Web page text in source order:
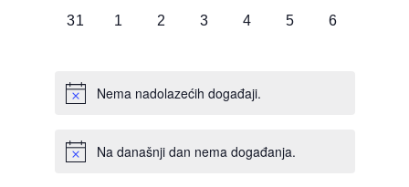
0
31
0
1
0
2
0
3
0
4
0
5
0
6
Nema nadolazećih događaji.
Na današnji dan nema događanja.